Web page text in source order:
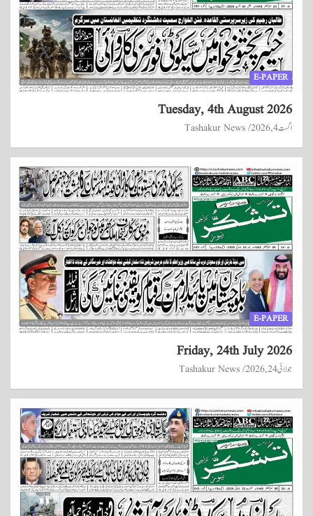
E-PAPER
Tuesday, 4th August 2026
اگست 4, 2026 Tashakur News
E-PAPER
Friday, 24th July 2026
جولائی 24, 2026 Tashakur News